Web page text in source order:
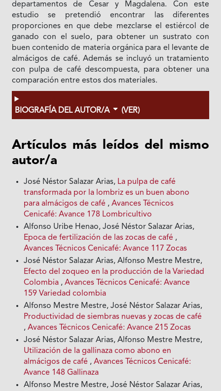
departamentos de Cesar y Magdalena. Con este
estudio se pretendió encontrar las diferentes
proporciones en que debe mezclarse el estiércol de
ganado con el suelo, para obtener un sustrato con
buen contenido de materia orgánica para el levante de
almácigos de café. Además se incluyó un tratamiento
con pulpa de café descompuesta, para obtener una
comparación entre estos dos materiales.
BIOGRAFÍA DEL AUTOR/A (VER)
Artículos más leídos del mismo
autor/a
José Néstor Salazar Arias, La pulpa de café
transformada por la lombriz es un buen abono
para almácigos de café ,Avances Técnicos
Cenicafé: Avance 178 Lombricultivo
Alfonso Uribe Henao, José Néstor Salazar Arias,
Epoca de fertilización de las zocas de café ,
Avances Técnicos Cenicafé: Avance 117 Zocas
José Néstor Salazar Arias, Alfonso Mestre Mestre,
Efecto del zoqueo en la producción de la Variedad
Colombia ,Avances Técnicos Cenicafé: Avance
159 Variedad colombia
Alfonso Mestre Mestre, José Néstor Salazar Arias,
Productividad de siembras nuevas y zocas de café
,Avances Técnicos Cenicafé: Avance 215 Zocas
José Néstor Salazar Arias, Alfonso Mestre Mestre,
Utilización de la gallinaza como abono en
almácigos de café ,Avances Técnicos Cenicafé:
Avance 148 Gallinaza
Alfonso Mestre Mestre, José Néstor Salazar Arias,